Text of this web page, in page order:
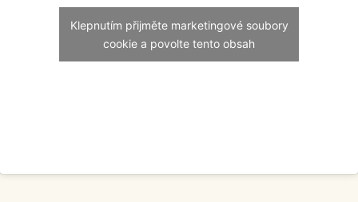
Klepnutím přijměte marketingové soubory
cookie a povolte tento obsah